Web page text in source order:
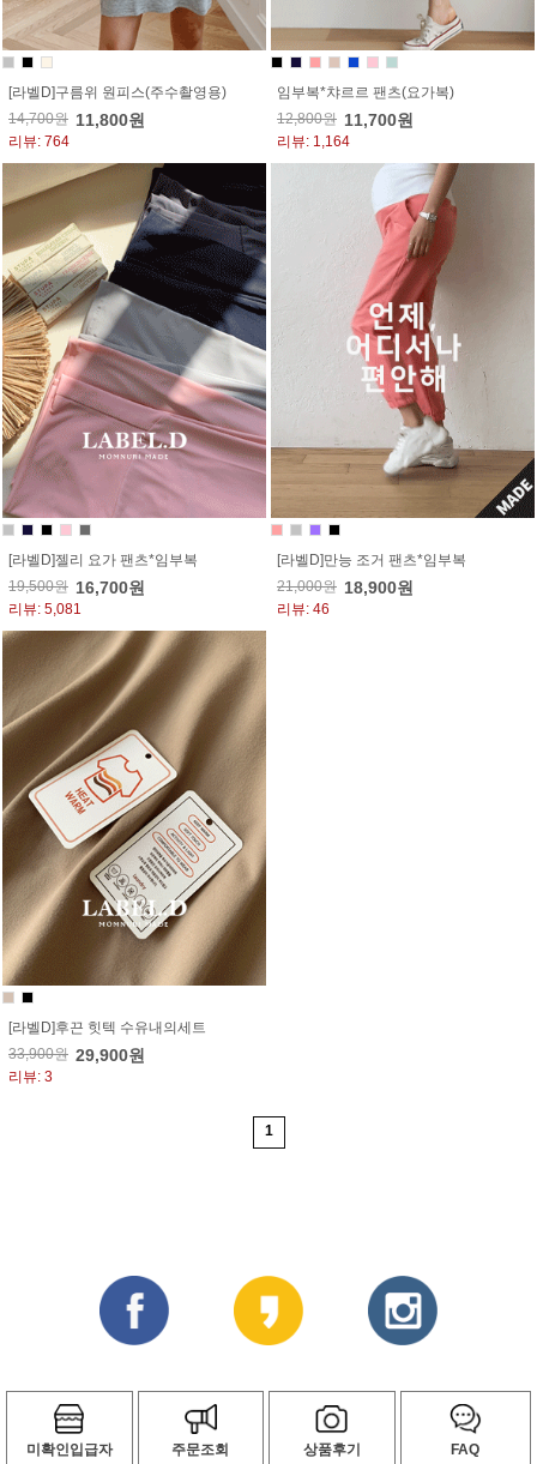
[라벨D]구름위 원피스(주수촬영용)
14,700원 11,800원
리뷰: 764
임부복*챠르르 팬츠(요가복)
12,800원 11,700원
리뷰: 1,164
[라벨D]젤리 요가 팬츠*임부복
19,500원 16,700원
리뷰: 5,081
[라벨D]만능 조거 팬츠*임부복
21,000원 18,900원
리뷰: 46
[라벨D]후끈 힛텍 수유내의세트
33,900원 29,900원
리뷰: 3
1
미확인입급자 주문조회 상품후기 FAQ